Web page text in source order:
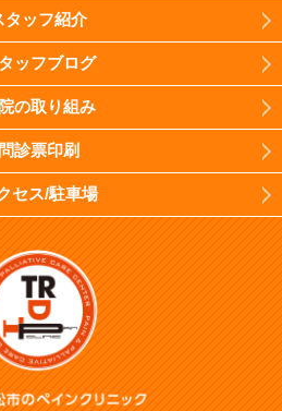
タッフ紹介
ッフブログ
の取り組み
問診票印刷
セス/駐車場